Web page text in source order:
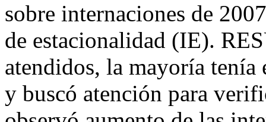
sobre internaciones de
de estacionalidad (IE).
atendidos, la mayoría tenía
y buscó atención para